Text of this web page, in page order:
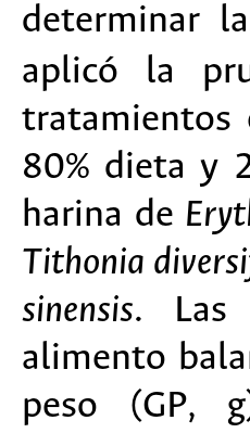
determinar
aplicó la
tratamientos
80% dieta y
harina de
Tithonia
sinensis. Las
alimento
peso (GP,